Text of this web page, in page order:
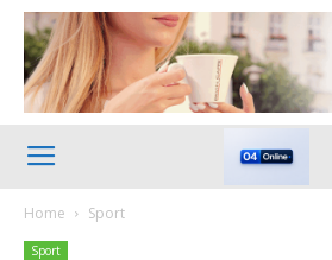
Home Sport
Sport